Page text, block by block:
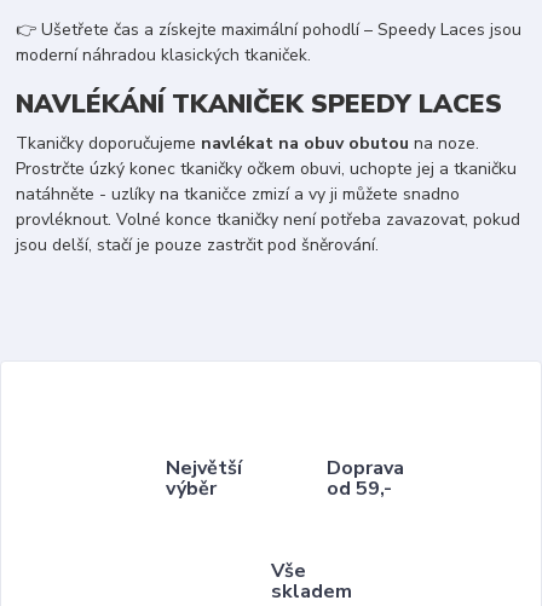
👉 Ušetřete čas a získejte maximální pohodlí – Speedy Laces jsou
moderní náhradou klasických tkaniček.
NAVLÉKÁNÍ TKANIČEK SPEEDY LACES
Tkaničky doporučujeme navlékat na obuv obutou na noze.
Prostrčte úzký konec tkaničky očkem obuvi, uchopte jej a tkaničku
natáhněte - uzlíky na tkaničce zmizí a vy ji můžete snadno
provléknout. Volné konce tkaničky není potřeba zavazovat, pokud
jsou delší, stačí je pouze zastrčit pod šněrování.
Největší
výběr
Doprava
od 59,-
Vše
skladem